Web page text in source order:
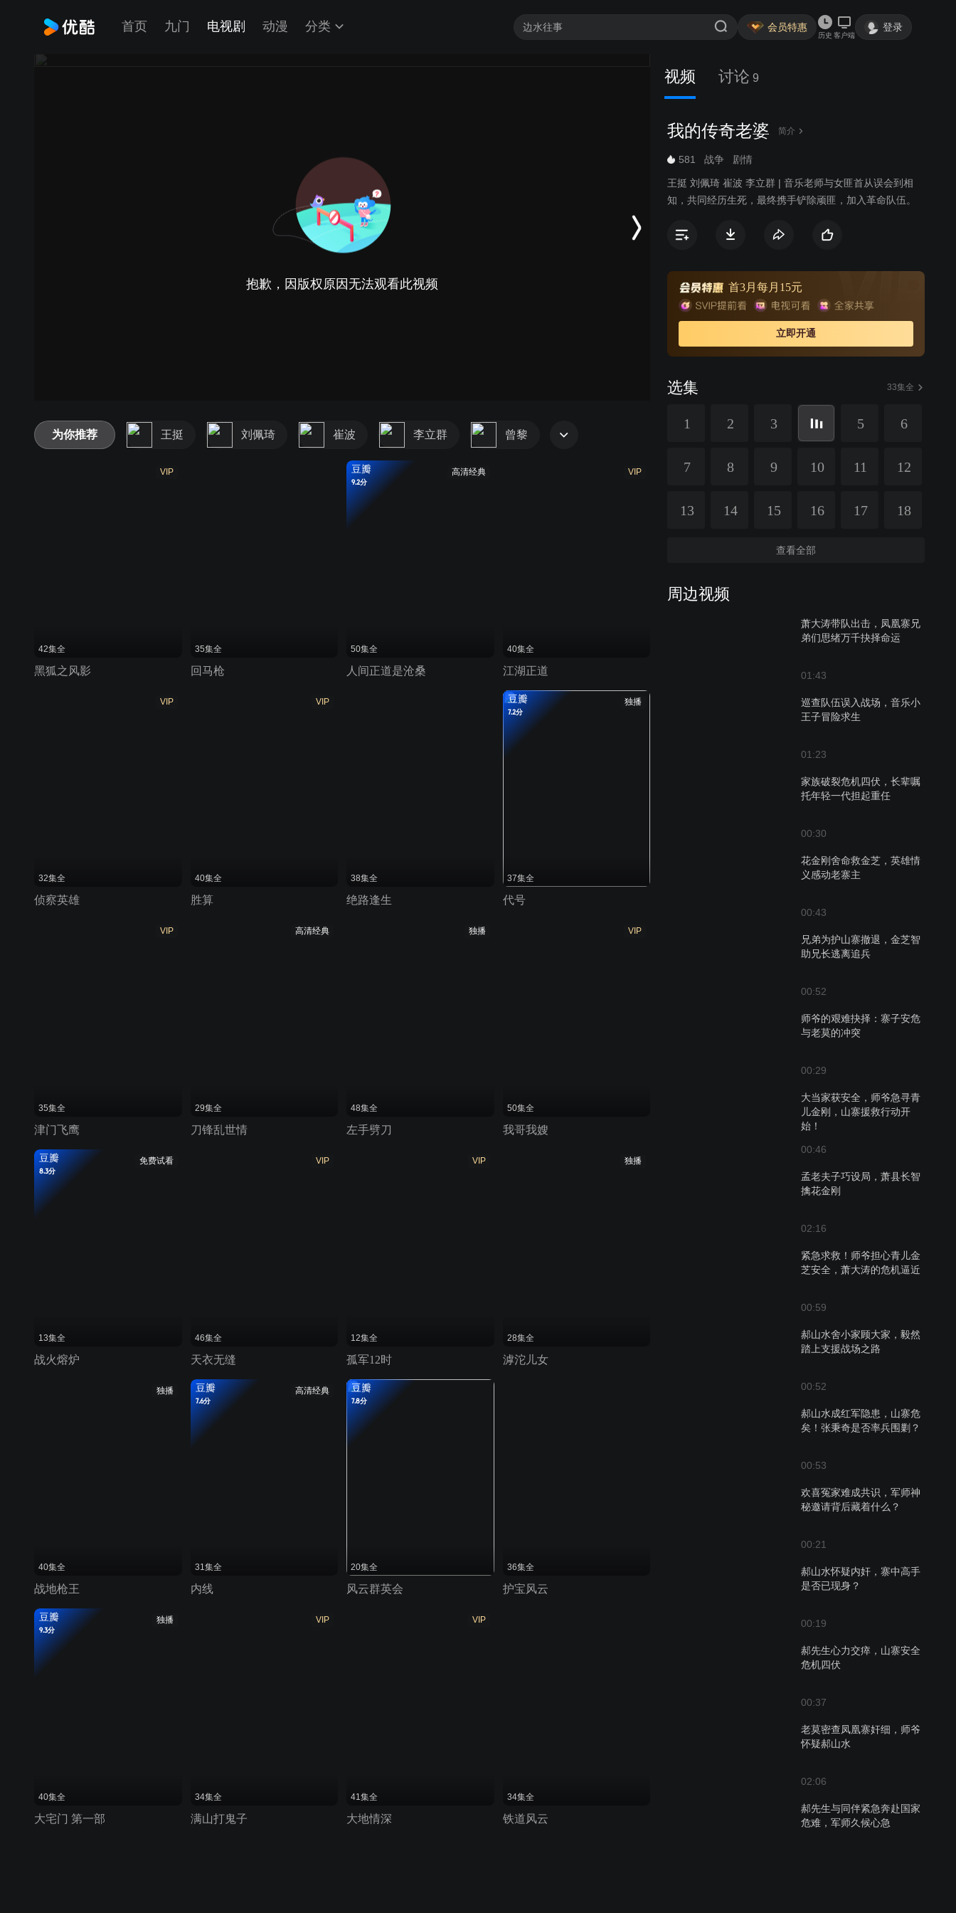
首页 九门 电视剧 动漫 分类 会员特惠
历史 客户端
登录
抱歉，因版权原因无法观看此视频
视频 讨论 9
我的传奇老婆 简介
581 战争 剧情
王挺 刘佩琦 崔波 李立群 | 音乐老师与女匪首从误会到相
知，共同经历生死，最终携手铲除顽匪，加入革命队伍。
首3月每月15元
立即开通
选集 33集全
1 2 3 5 6
7 8 9 10 11 12
13 14 15 16 17 18
查看全部
周边视频
萧大涛带队出击，凤凰寨兄
弟们思绪万千抉择命运
01:43
巡查队伍误入战场，音乐小
王子冒险求生
01:23
家族破裂危机四伏，长辈嘱
托年轻一代担起重任
00:30
花金刚舍命救金芝，英雄情
义感动老寨主
00:43
兄弟为护山寨撤退，金芝智
助兄长逃离追兵
00:52
师爷的艰难抉择：寨子安危
与老莫的冲突
00:29
大当家获安全，师爷急寻青
儿金刚，山寨援救行动开
始！
00:46
孟老夫子巧设局，萧县长智
擒花金刚
02:16
紧急求救！师爷担心青儿金
芝安全，萧大涛的危机逼近
00:59
郝山水舍小家顾大家，毅然
踏上支援战场之路
00:52
郝山水成红军隐患，山寨危
矣！张秉奇是否率兵围剿？
00:53
欢喜冤家难成共识，军师神
秘邀请背后藏着什么？
00:21
郝山水怀疑内奸，寨中高手
是否已现身？
00:19
郝先生心力交瘁，山寨安全
危机四伏
00:37
老莫密查凤凰寨奸细，师爷
怀疑郝山水
02:06
郝先生与同伴紧急奔赴国家
危难，军师久候心急
为你推荐 王挺 刘佩琦 崔波 李立群 曾黎
VIP
42集全
黑狐之风影
35集全
回马枪
高清经典
豆瓣
9.2分
50集全
人间正道是沧桑
VIP
40集全
江湖正道
VIP
32集全
侦察英雄
VIP
40集全
胜算
38集全
绝路逢生
独播
豆瓣
7.2分
37集全
代号
VIP
35集全
津门飞鹰
高清经典
29集全
刀锋乱世情
独播
48集全
左手劈刀
VIP
50集全
我哥我嫂
免费试看
豆瓣
8.3分
13集全
战火熔炉
VIP
46集全
天衣无缝
VIP
12集全
孤军12时
独播
28集全
滹沱儿女
独播
40集全
战地枪王
高清经典
豆瓣
7.6分
31集全
内线
豆瓣
7.8分
20集全
风云群英会
36集全
护宝风云
独播
豆瓣
9.3分
40集全
大宅门 第一部
VIP
34集全
满山打鬼子
VIP
41集全
大地情深
34集全
铁道风云